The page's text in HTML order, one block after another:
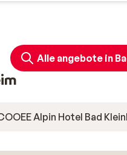
Alle angebote in
Alpin Hotel Bad